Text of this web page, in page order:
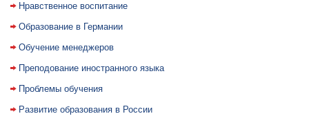
Нравственное воспитание
Образование в Германии
Обучение менеджеров
Преподование иностранного языка
Проблемы обучения
Развитие образования в России